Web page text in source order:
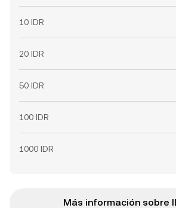
10 IDR
20 IDR
50 IDR
100 IDR
1000 IDR
Más información sobre